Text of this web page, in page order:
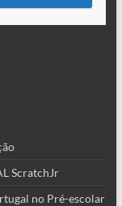
ScratchJr
no Pré-escolar